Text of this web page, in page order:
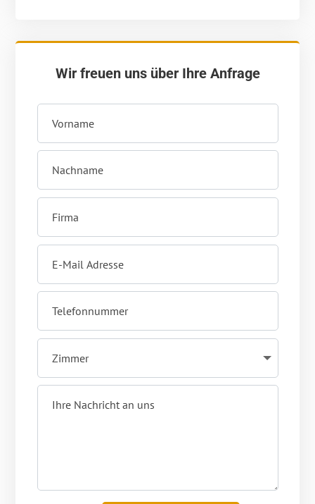
Wir freuen uns über Ihre Anfrage